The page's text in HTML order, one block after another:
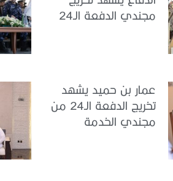
مجندي الدفعة الـ24
عمار بن حميد يشهد
تخريج الدفعة الـ24 من
مجندي الخدمة